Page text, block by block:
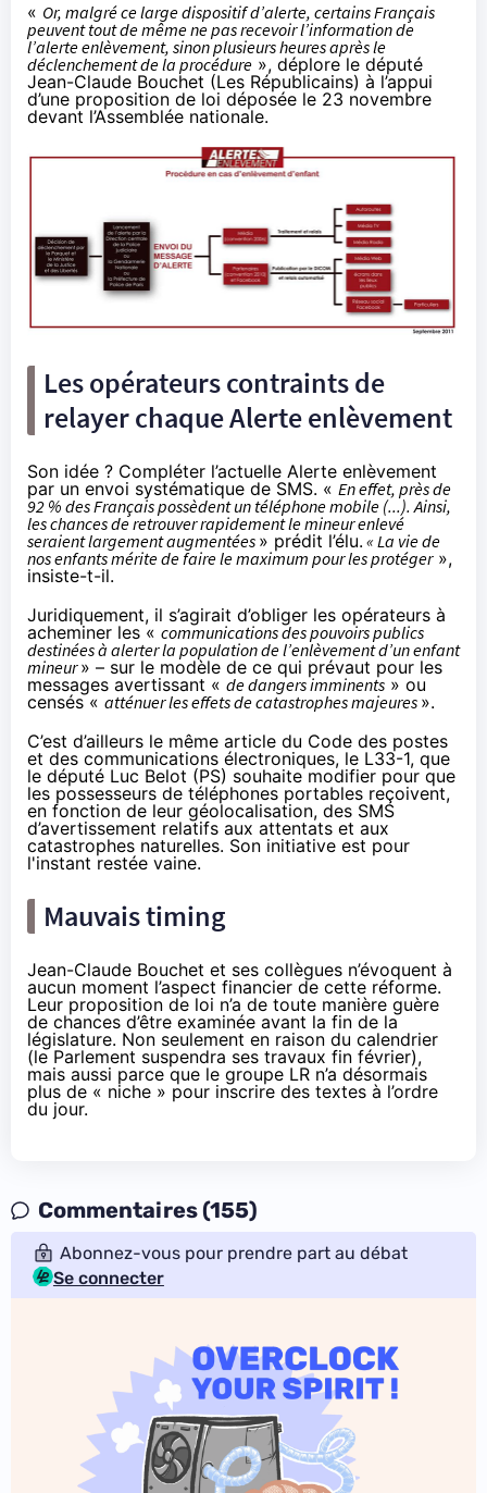
« Or, malgré ce large dispositif d’alerte, certains Français
peuvent tout de même ne pas recevoir l’information de
l’alerte enlèvement, sinon plusieurs heures après le
déclenchement de la procédure », déplore le député
Jean-Claude Bouchet (Les Républicains) à l’appui
d’une proposition de loi déposée le 23 novembre
devant l’Assemblée nationale.
Les opérateurs contraints de
relayer chaque Alerte enlèvement
Son idée ? Compléter l’actuelle Alerte enlèvement
par un envoi systématique de SMS. « En effet, près de
92 % des Français possèdent un téléphone mobile (...). Ainsi,
les chances de retrouver rapidement le mineur enlevé
seraient largement augmentées » prédit l’élu. « La vie de
nos enfants mérite de faire le maximum pour les protéger»,
insiste-t-il.
Juridiquement, il s’agirait d’obliger les opérateurs à
acheminer les « communications des pouvoirs publics
destinées à alerter la population de l’enlèvement d’un enfant
mineur» – sur le modèle de ce qui prévaut pour les
messages avertissant « de dangers imminents » ou
censés « atténuer les effets de catastrophes majeures ».
C’est d’ailleurs le même article du Code des postes
et des communications électroniques, le L33-1, que
le député Luc Belot (PS) souhaite modifier pour que
les possesseurs de téléphones portables reçoivent,
en fonction de leur géolocalisation, des SMS
d’avertissement relatifs aux attentats et aux
catastrophes naturelles. Son initiative est pour
l'instant restée vaine.
Mauvais timing
Jean-Claude Bouchet et ses collègues n’évoquent à
aucun moment l’aspect financier de cette réforme.
Leur proposition de loi n’a de toute manière guère
de chances d’être examinée avant la fin de la
législature. Non seulement en raison du calendrier
(le Parlement suspendra ses travaux fin février),
mais aussi parce que le groupe LR n’a désormais
plus de « niche » pour inscrire des textes à l’ordre
du jour.
Commentaires (155)
Abonnez-vous pour prendre part au débat
Se connecter